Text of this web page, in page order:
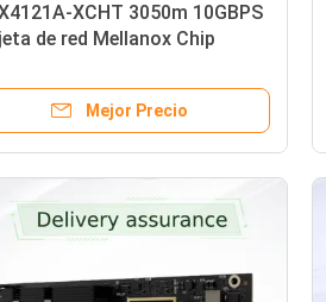
XCHT 3050m 10GBPS
de red Mellanox Chip
Mejor Precio